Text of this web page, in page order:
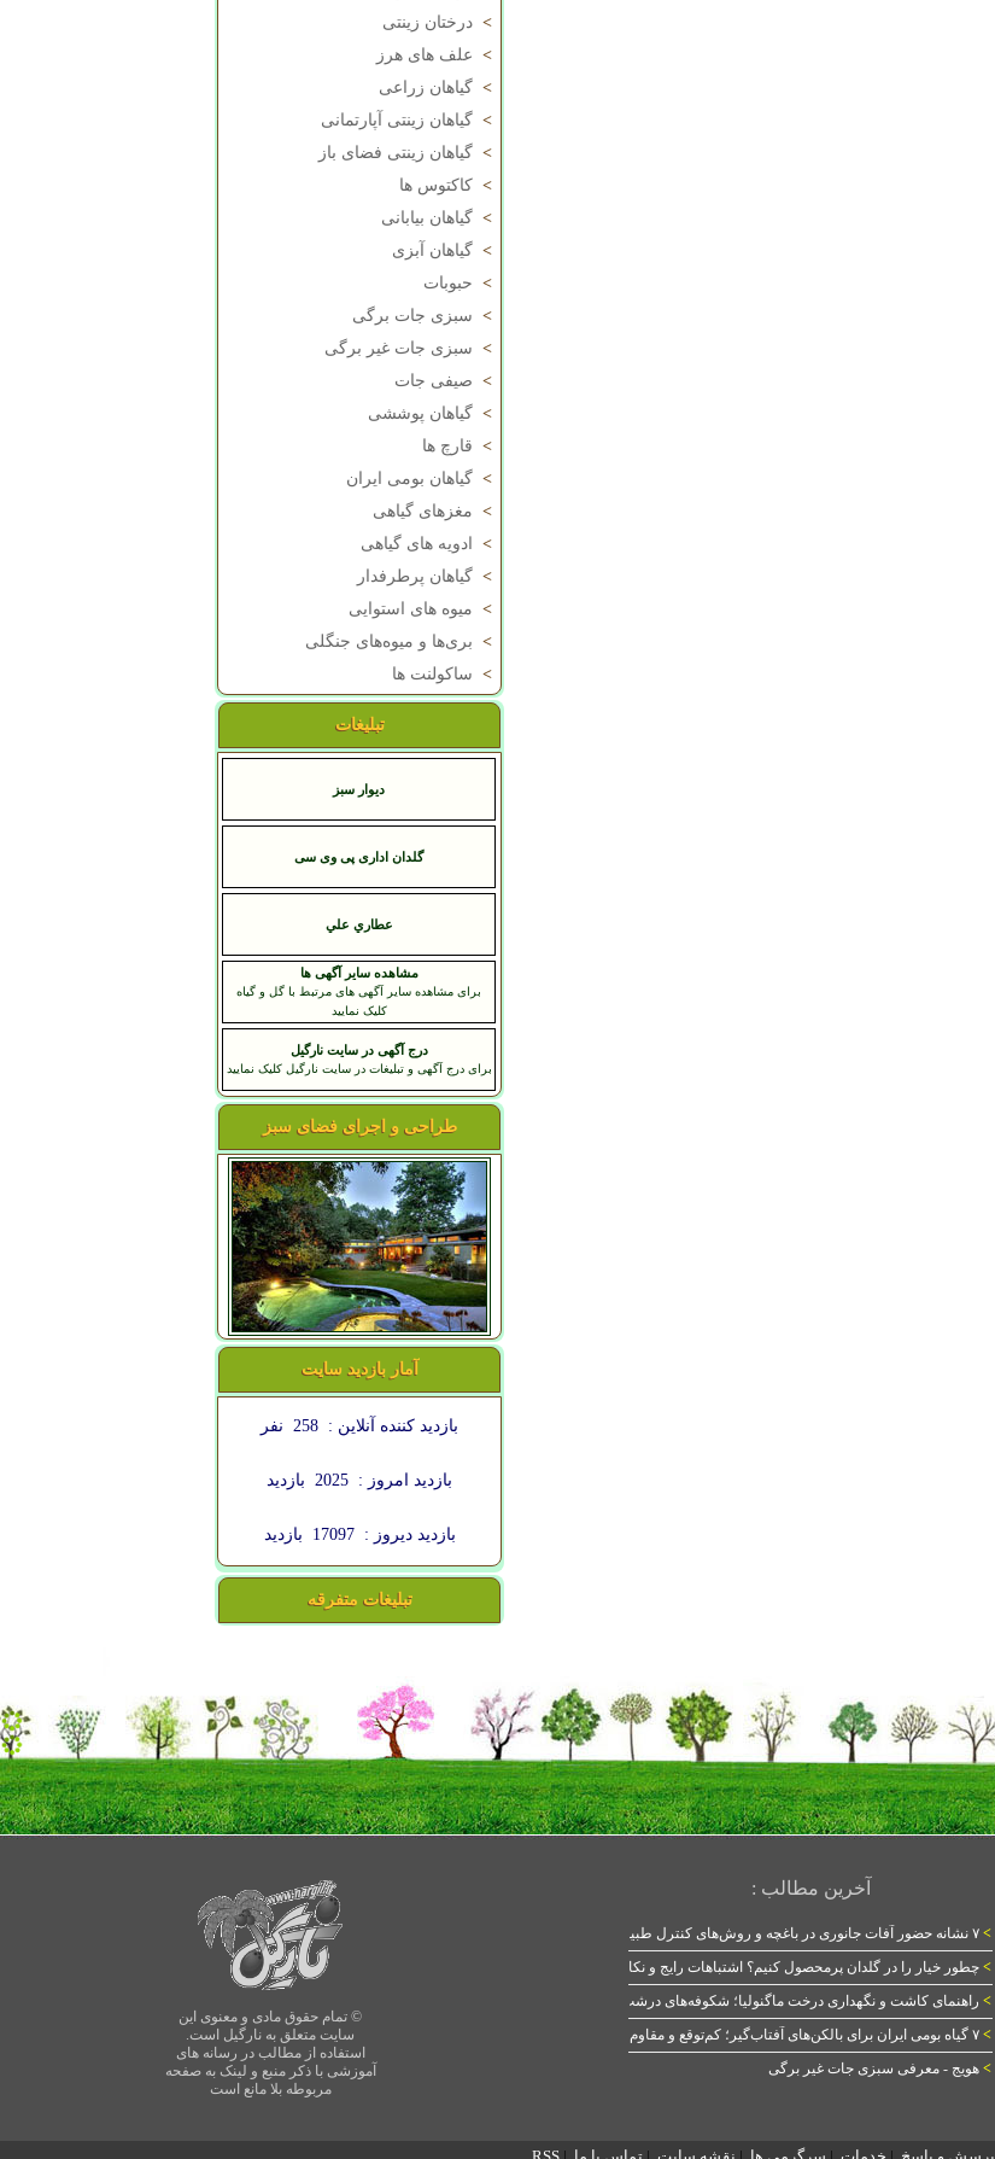
> درختان زینتی
> علف های هرز
> گیاهان زراعی
> گیاهان زینتی آپارتمانی
> گیاهان زینتی فضای باز
> کاکتوس ها
> گیاهان بیابانی
> گیاهان آبزی
> حبوبات
> سبزی جات برگی
> سبزی جات غیر برگی
> صیفی جات
> گیاهان پوششی
> قارچ ها
> گیاهان بومی ایران
> مغزهای گیاهی
>
ادویه های گیاهی
> گیاهان پرطرفدار
> میوه های استوایی
> بری‌ها و میوه‌های جنگلی
> ساکولنت ها
تبلیغات
دیوار سبز
گلدان اداری پی وی سی
عطاري علي
مشاهده سایر آگهی ها
برای مشاهده سایر آگهی های مرتبط با گل و گیاه
کلیک نمایید
درج آگهی در سایت نارگیل
برای درج آگهی و تبلیغات در سایت نارگیل کلیک نمایید
طراحی و اجرای فضای سبز
آمار بازدید سایت
بازدید کننده آنلاین : 258 نفر
بازدید امروز : 2025 بازدید
بازدید دیروز : 17097 بازدید
تبلیغات متفرقه
© تمام حقوق مادی و معنوی این
سایت متعلق به نارگیل است.
استفاده از مطالب در رسانه های
آموزشی با ذکر منبع و لینک به صفحه
مربوطه بلا مانع است
آخرین مطالب :
> ۷ نشانه حضور آفات جانوری در باغچه و روش‌های کنترل طبیعی
> چطور خیار را در گلدان پرمحصول کنیم؟ اشتباهات رایج و نکات طلایی
> راهنمای کاشت و نگهداری درخت ماگنولیا؛ شکوفه‌های درشت در بهار
> ۷ گیاه بومی ایران برای بالکن‌های آفتاب‌گیر؛ کم‌توقع و مقاوم
> هویج - معرفی سبزی جات غیر برگی